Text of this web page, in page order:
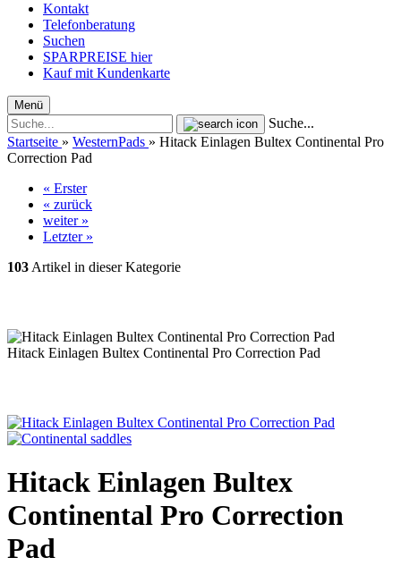
Kontakt
Telefonberatung
Suchen
SPARPREISE hier
Kauf mit Kundenkarte
Menü
Suche...
Startseite » WesternPads » Hitack Einlagen Bultex Continental Pro
Correction Pad
« Erster
« zurück
weiter »
Letzter »
103 Artikel in dieser Kategorie
Hitack Einlagen Bultex Continental Pro Correction Pad
Hitack Einlagen Bultex
Continental Pro Correction
Pad